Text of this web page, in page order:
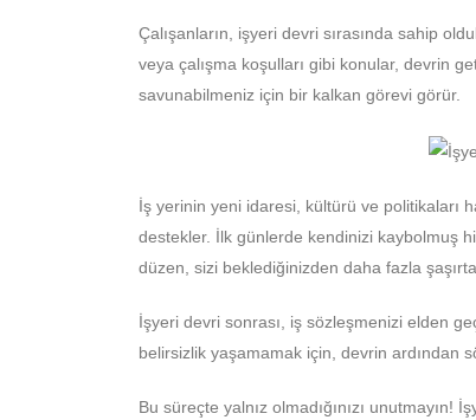
Çalışanların, işyeri devri sırasında sahip
veya çalışma koşulları gibi konular, devrin
savunabilmeniz için bir kalkan görevi görür.
İş yerinin yeni idaresi, kültürü ve politikaları
destekler. İlk günlerde kendinizi kaybolmuş
düzen, sizi beklediğinizden daha fazla
İşyeri devri sonrası, iş sözleşmenizi elden
belirsizlik yaşamamak için, devrin ardından
Bu süreçte yalnız olmadığınızı unutmayın!